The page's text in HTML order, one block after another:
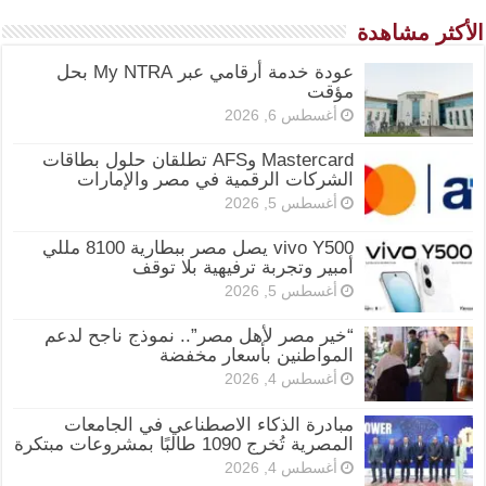
الأكثر مشاهدة
عودة خدمة أرقامي عبر My NTRA بحل
مؤقت
أغسطس 6, 2026
Mastercard وAFS تطلقان حلول بطاقات
الشركات الرقمية في مصر والإمارات
أغسطس 5, 2026
vivo Y500 يصل مصر ببطارية 8100 مللي
أمبير وتجربة ترفيهية بلا توقف
أغسطس 5, 2026
“خير مصر لأهل مصر”.. نموذج ناجح لدعم
المواطنين بأسعار مخفضة
أغسطس 4, 2026
مبادرة الذكاء الاصطناعي في الجامعات
المصرية تُخرج 1090 طالبًا بمشروعات مبتكرة
أغسطس 4, 2026